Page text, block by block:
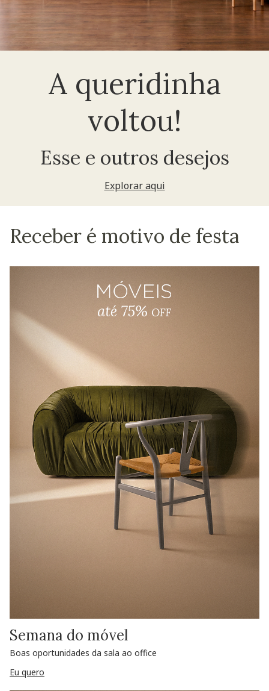
A queridinha
voltou!
Esse e outros desejos
Explorar aqui
Receber é motivo de festa
Semana do móvel
Boas oportunidades da sala ao office
Eu quero